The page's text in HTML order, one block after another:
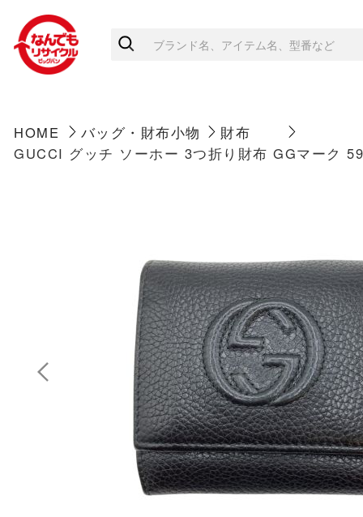
HOME バッグ・財布小物
財布
GUCCI グッチ ソーホー 3つ折り財布 GGマーク